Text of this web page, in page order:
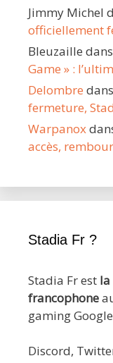
Jimmy Michel
officiellement
Bleuzaille dans
Game » :
Delombre dans
fermeture,
Warpanox
accès,
Stadia Fr ?
Stadia Fr est la
francophone
gaming
Discord,